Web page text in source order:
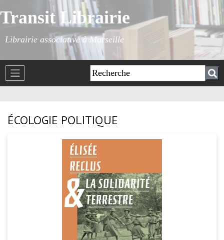
Transit Librairie
Librairie associative à Marseille
ÉCOLOGIE POLITIQUE